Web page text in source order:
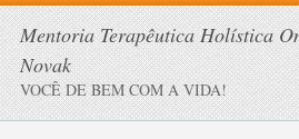
Mentoria Terapêutica Holística
Novak
VOCÊ DE BEM COM A VIDA!